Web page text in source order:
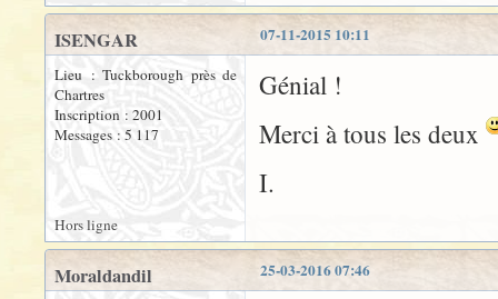
07-11-2015 10:11
ISENGAR
Lieu : Tuckborough près de
Chartres
Inscription : 2001
Messages : 5 117
Génial !
Merci à tous les deux
I.
Hors ligne
25-03-2016 07:46
Moraldandil